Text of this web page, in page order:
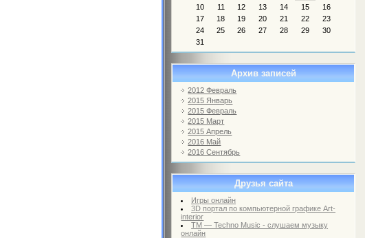
10
11 12 13 14 15
16
17
18 19 20 21 22
23
24
25 26 27 28 29
30
31
Архив записей
2012 Февраль
2015 Январь
2015 Февраль
2015 Март
2015 Апрель
2016 Май
2016 Сентябрь
Друзья сайта
Игры онлайн
3D портал по компьютерной графике Art-
interior
TM — Techno Music - слушаем музыку
онлайн